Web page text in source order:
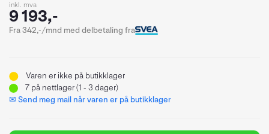
inkl. mva
9 193,-
Fra 342,-/mnd med delbetaling fra
Varen er ikke på butikklager
7 på nettlager (1 - 3 dager)
✉ Send meg mail når varen er på butikklager